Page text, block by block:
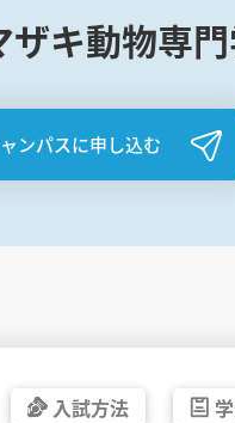
ザキ動物専
ンパスに申し込む
入試方法